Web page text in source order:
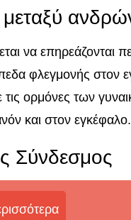
να επηρεάζονται
φλεγμονής στον
τις ορμόνες των
και στον εγκέφαλο.
Σύνδεσμος